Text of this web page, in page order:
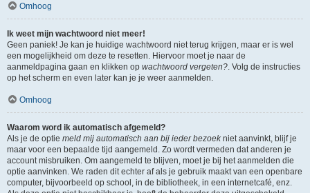
Omhoog
Ik weet mijn wachtwoord niet meer!
Geen paniek! Je kan je huidige wachtwoord niet terug krijgen, maar er is wel
een mogelijkheid om deze te resetten. Hiervoor moet je naar de
aanmeldpagina gaan en klikken op wachtwoord vergeten?. Volg de instructies
op het scherm en even later kan je je weer aanmelden.
Omhoog
Waarom word ik automatisch afgemeld?
Als je de optie meld mij automatisch aan bij ieder bezoekniet aanvinkt, blijf je
maar voor een bepaalde tijd aangemeld. Zo wordt vermeden dat anderen je
account misbruiken. Om aangemeld te blijven, moet je bij het aanmelden die
optie aanvinken. We raden dit echter af als je gebruik maakt van een openbare
computer, bijvoorbeeld op school, in de bibliotheek, in een internetcafé, enz.